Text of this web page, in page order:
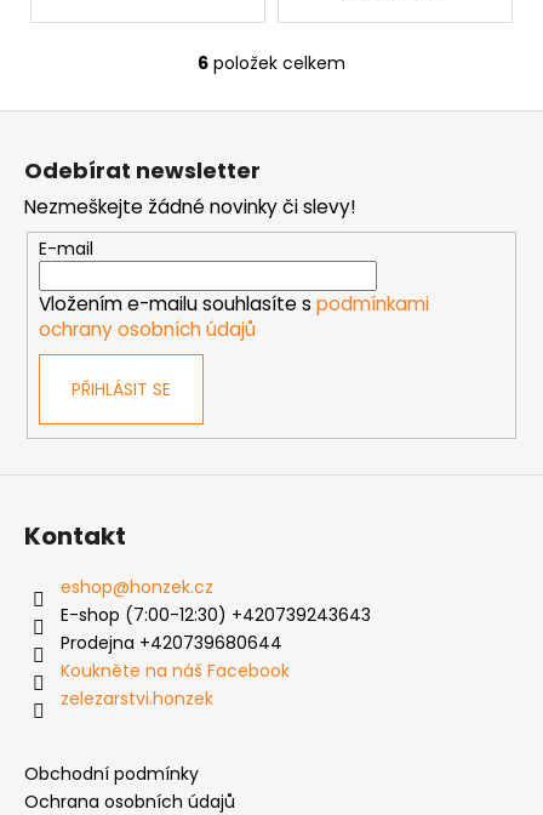
O
a
c
í
p
r
ý
p
6 položek celkem
Z
Odebírat newsletter
Nezmeškejte žádné novinky či slevy!
E-mail
Vložením e-mailu souhlasíte s podmínkami
ochrany osobních údajů
PŘIHLÁSIT SE
Kontakt
eshop@honzek.cz
E-shop (7:00-12:30) +420739243643
Prodejna +420739680644
Koukněte na náš Facebook
zelezarstvi.honzek
Obchodní podmínky
Ochrana osobních údajů